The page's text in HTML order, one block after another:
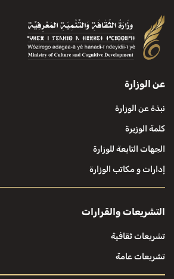
عن الوزارة
نبذة عن الوزارة
كلمة الوزيرة
الجهات التابعة للوزارة
إدارات و مكاتب الوزارة
التشريعات والقرارات
تشريعات ثقافية
تشريعات عامة